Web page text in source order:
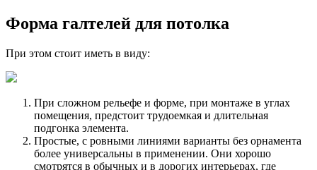
Форма галтелей для потолка
При этом стоит иметь в виду:
При сложном рельефе и форме, при монтаже в углах
помещения, предстоит трудоемкая и длительная
подгонка элемента.
Простые, с ровными линиями варианты без орнамента
более универсальны в применении. Они хорошо
смотрятся в обычных и в дорогих интерьерах, где